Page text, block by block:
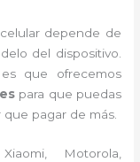
depende de
del dispositivo.
que ofrecemos
para que puedas
pagar de más.
Motorola,